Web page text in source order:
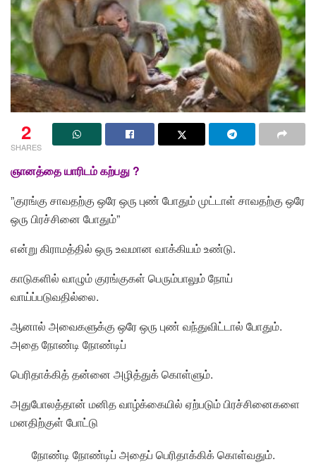
2
SHARES
ஞானத்தை யாரிடம் கற்பது ?
”குரங்கு சாவதற்கு ஒரே ஒரு புண் போதும் முட்டாள் சாவதற்கு ஒரே
ஒரு பிரச்சினை போதும்”
என்று கிராமத்தில் ஒரு உவமான வாக்கியம் உண்டு.
காடுகளில் வாழும் குரங்குகள் பெரும்பாலும் நோய்
வாய்ப்படுவதில்லை.
ஆனால் அவைகளுக்கு ஒரே ஒரு புண் வந்துவிட்டால் போதும்.
அதை நோண்டி நோண்டிப்
பெரிதாக்கித் தன்னை அழித்துக் கொள்ளும்.
அதுபோலத்தான் மனித வாழ்க்கையில் ஏற்படும் பிரச்சினைகளை
மனதிற்குள் போட்டு
நோண்டி நோண்டிப் அதைப் பெரிதாக்கிக் கொள்வதும்.